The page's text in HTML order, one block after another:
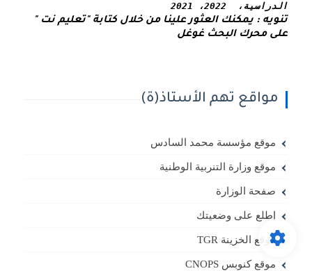
الدراسية،  2022، 2021
على محرك البحث غوغل
مواقع تهم الأستاذ(ة)
موقع مؤسسة محمد السادس
موقع وزارة التنربية الوطنية
صفحة الوزارة
إطلع على وضعيتك
موقع الخزينة TGR
موقع كنوبس CNOPS